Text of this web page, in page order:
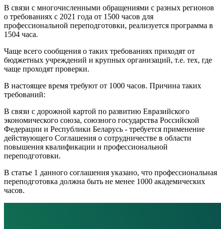
В связи с многочисленными обращениями с разных регионов
о требованиях с 2021 года от 1500 часов для
профессиональной переподготовки, реализуется программа в
1504 часа.
Чаще всего сообщения о таких требованиях приходят от
бюджетных учреждений и крупных организаций, т.е. тех, где
чаще проходят проверки.
В настоящее время требуют от 1000 часов. Причина таких
требований:
В связи с дорожной картой по развитию Евразийского
экономического союза, союзного государства Российской
Федерации и Республики Беларусь - требуется применение
действующего Соглашения о сотрудничестве в области
повышения квалификации и профессиональной
переподготовки.
В статье 1 данного соглашения указано, что профессиональная
переподготовка должна быть не менее 1000 академических
часов.